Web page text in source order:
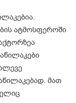
ატმოსფეროში
მათ